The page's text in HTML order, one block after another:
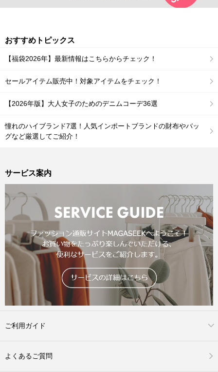
おすすめトピックス
【福袋2026年】最新情報はこちらからチェック！
セールアイテム販売中！対象アイテムをチェック！
【2026年版】大人女子のためのデニムコーデ36選
憧れのハイブランド7選！人気インポートブランドの財布やバッ
グなど厳選してご紹介！
サービス案内
ご利用ガイド
よくあるご質問